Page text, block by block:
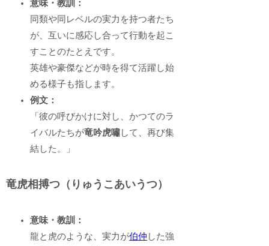
意味・教訓：
同類や同レベルの実力を持つ者たち
が、互いに感応し合って行動を起こ
すことのたとえです。
英雄や豪傑などが時を得て活躍し始
める様子も指します。
例文：
「彼の呼びかけに対し、かつてのラ
イバルたちが竜吟虎嘯して、再び集
結した。」
竜虎相搏つ（りゅうこあいうつ）
意味・教訓：
龍と虎のような、実力が伯仲 した強